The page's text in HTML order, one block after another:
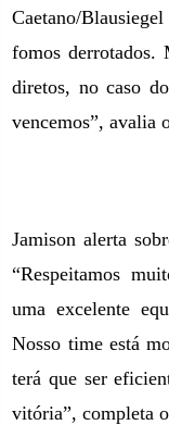
Caetano/
fomos derrotados.
diretos, no caso
vencemos”, avalia
Jamison alerta
“Respeitamos
uma excelente
Nosso time está
terá que ser
vitória”, completa